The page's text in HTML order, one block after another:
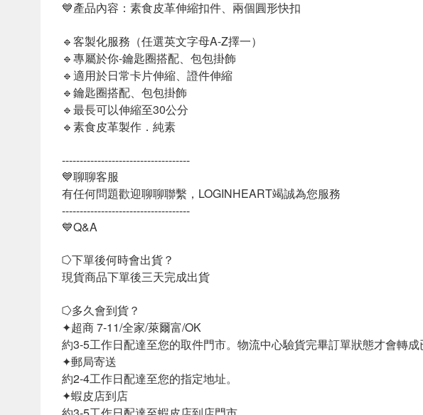
💙產品內容：素食皮革伸縮扣件、兩個圓形快扣
🔹客製化服務（任選英文字母A-Z擇一）
🔹專屬於你-鑰匙圈搭配、包包掛飾
🔹適用於日常卡片伸縮、證件伸縮
🔹鑰匙圈搭配、包包掛飾
🔹最長可以伸縮至30公分
🔹素食皮革製作．純素
------------------------------------
💙聊聊客服
有任何問題歡迎聊聊聯繫，LOGINHEART竭誠為您服務
------------------------------------
💙Q&A
⭔下單後何時會出貨？
現貨商品下單後三天完成出貨
⭔多久會到貨？
✦超商 7-11/全家/萊爾富/OK
約3-5工作日配達至您的取件門市。物流中心驗貨完畢訂單狀態才會轉成
✦郵局寄送
約2-4工作日配達至您的指定地址。
✦蝦皮店到店